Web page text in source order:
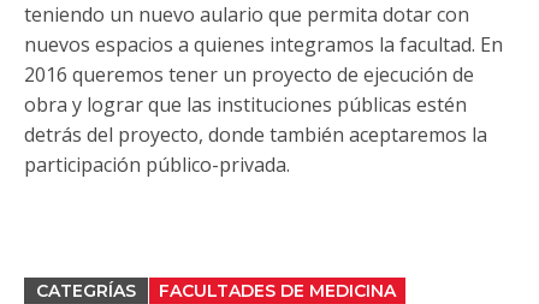
teniendo un nuevo aulario que permita dotar con
nuevos espacios a quienes integramos la facultad. En
2016 queremos tener un proyecto de ejecución de
obra y lograr que las instituciones públicas estén
detrás del proyecto, donde también aceptaremos la
participación público-privada.
CATEGRÍAS FACULTADES DE MEDICINA